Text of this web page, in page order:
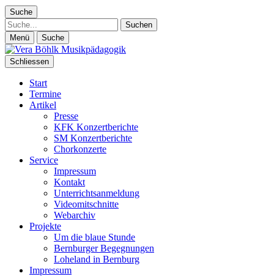
Suche
Suche
Menü Suche
Schliessen
Start
Termine
Artikel
Presse
KFK Konzertberichte
SM Konzertberichte
Chorkonzerte
Service
Impressum
Kontakt
Unterrichtsanmeldung
Videomitschnitte
Webarchiv
Projekte
Um die blaue Stunde
Bernburger Begegnungen
Loheland in Bernburg
Impressum